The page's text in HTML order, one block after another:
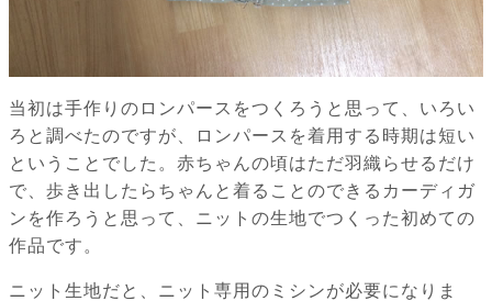
当初は手作りのロンパースをつくろうと思って、いろい
ろと調べたのですが、ロンパースを着用する時期は短い
ということでした。赤ちゃんの頃はただ羽織らせるだけ
で、歩き出したらちゃんと着ることのできるカーディガ
ンを作ろうと思って、ニットの生地でつくった初めての
作品です。
ニット生地だと、ニット専用のミシンが必要になりま